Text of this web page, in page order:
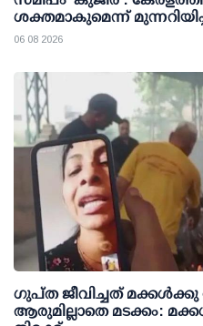
ശക്തമാകുമെന്ന്
06 08 2026
ഗുപ്ത ജീവിച്ചത് മക്കള്‍ക്കു വേണ്ടി;
ആരുമില്ലാതെ മടക്കം: